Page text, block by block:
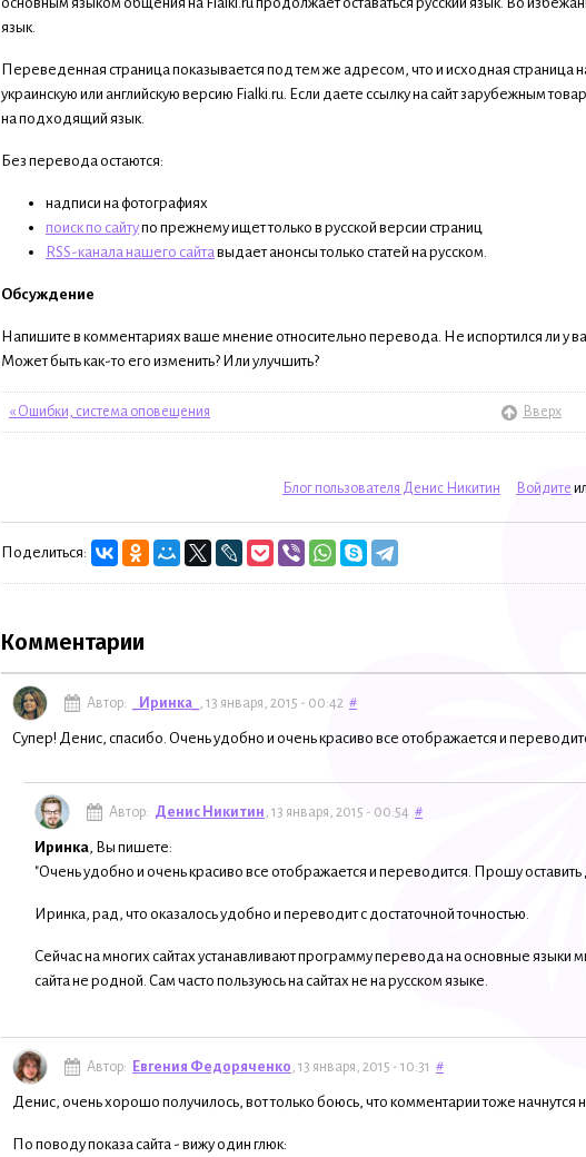
язык.
Переведенная страница показывается под тем же адресом, что и исходная страница
украинскую или английскую версию Fialki.ru. Если даете ссылку на сайт зарубежным
на подходящий язык.
Без перевода остаются:
надписи на фотографиях
поиск по сайтупо прежнему ищет только в русской версии страниц
RSS-канала нашего сайтавыдает анонсы только статей на русском.
Обсуждение
Напишите в комментариях ваше мнение относительно перевода. Не испортился ли у
Может быть как-то его изменить? Или улучшить?
« Ошибки, система оповещения Вверх
Блог пользователя Денис Никитин Войдите
Поделиться:
Комментарии
Автор: _Иринка_ , 13 января, 2015 - 00:42 #
Супер! Денис, спасибо. Очень удобно и очень красиво все отображается и
Автор: Денис Никитин , 13 января, 2015 - 00:54 #
Иринка, Вы пишете:
"Очень удобно и очень красиво все отображается и переводится. Прошу
Иринка, рад, что оказалось удобно и переводит с достаточной точностью.
Сейчас на многих сайтах устанавливают программу перевода на основные
сайта не родной. Сам часто пользуюсь на сайтах не на русском языке.
Автор: Евгения Федоряченко , 13 января, 2015 - 10:31 #
Денис, очень хорошо получилось, вот только боюсь, что комментарии тоже начнутся
По поводу показа сайта - вижу один глюк: